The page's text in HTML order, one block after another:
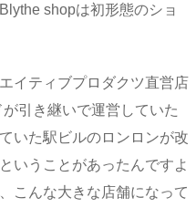
shopは初形態のショ
イティブプロダクツ直営店
引き継いで運営していた
いた駅ビルのロンロンが改
いうことがあったんですよ
こんな大きな店舗になって